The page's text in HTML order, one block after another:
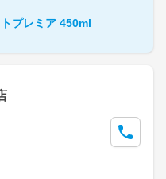
プレミア 450ml